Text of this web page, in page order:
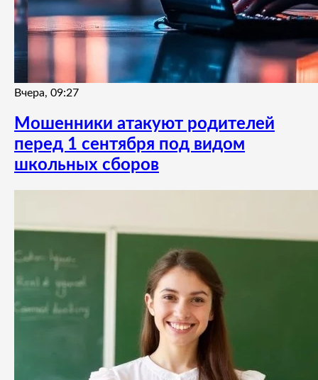
Вчера, 09:27
Мошенники атакуют родителей
перед 1 сентября под видом
школьных сборов